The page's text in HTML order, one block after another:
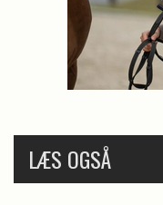
LÆS OGSÅ